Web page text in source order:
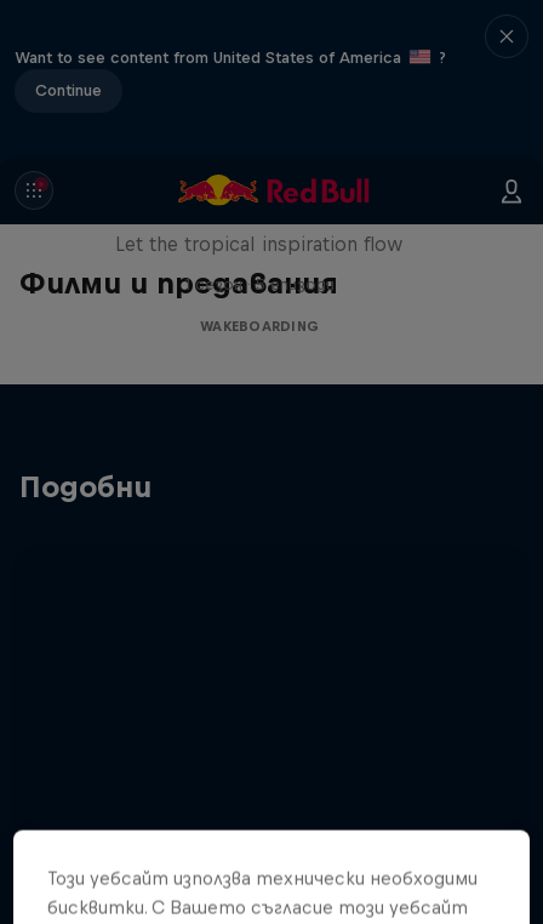
Want to see content from United States of America
?
Continue
Филми и предавания
Wakecation: Panama
Let the tropical inspiration flow
1 сезон · 5 епизоди
WAKEBOARDING
Подобни
Този уебсайт използва технически необходими
бисквитки. С Вашето съгласие този уебсайт